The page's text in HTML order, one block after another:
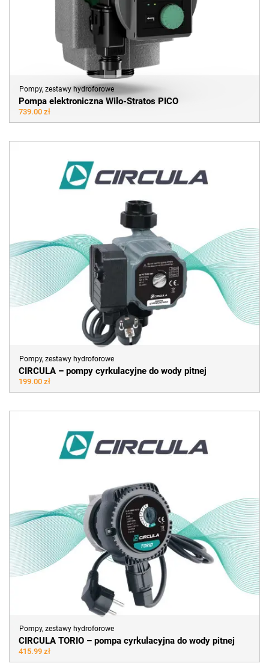
Pompy, zestawy hydroforowe
Pompa elektroniczna Wilo-Stratos PICO
739.00 zł
Pompy, zestawy hydroforowe
CIRCULA – pompy cyrkulacyjne do wody pitnej
199.00 zł
Pompy, zestawy hydroforowe
CIRCULA TORIO – pompa cyrkulacyjna do wody pitnej
415.99 zł